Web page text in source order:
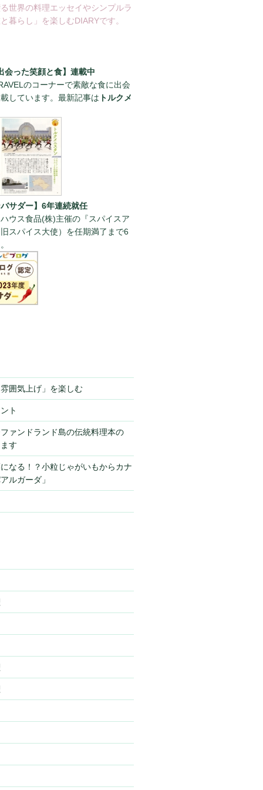
世界の料理エッセイやシンプルラ
暮らし」を楽しむDIARYです。
会った笑顔と食】連載中
のコーナーで素敵な食に出会
しています。最新記事は トルクメ
バサダー】6年連続就任
ウス食品(株)主催の『スパイスア
スパイス大使）を任期満了まで6
囲気上げ」を楽しむ
ト
ァンドランド島の伝統料理本の
す
なる！？小粒じゃがいもからカナ
ルガーダ」